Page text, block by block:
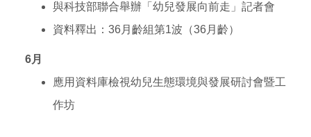
與科技部聯合舉辦「幼兒發展向前走」記者會
資料釋出：36月齡組第1波（36月齡）
6月
應用資料庫檢視幼兒生態環境與發展研討會暨工
作坊